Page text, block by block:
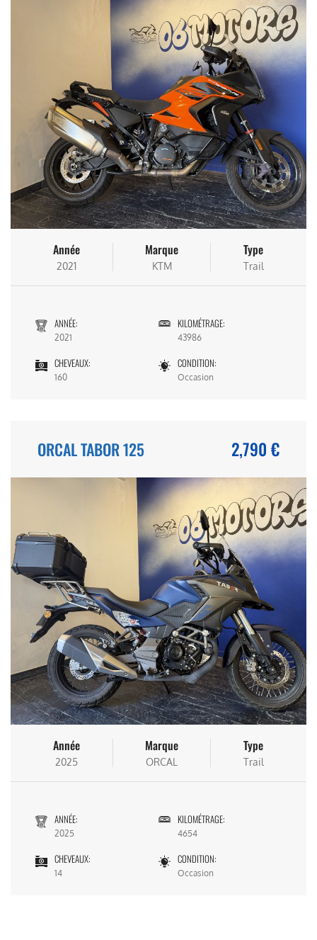
Année
2021
Marque
KTM
Type
Trail
ANNÉE:
2021
KILOMÉTRAGE:
43986
CHEVEAUX:
160
CONDITION:
Occasion
ORCAL TABOR 125 2,790 €
Année
2025
Marque
ORCAL
Type
Trail
ANNÉE:
2025
KILOMÉTRAGE:
4654
CHEVEAUX:
14
CONDITION:
Occasion